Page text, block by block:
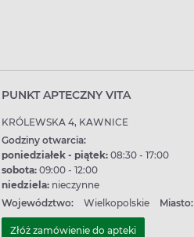
PUNKT APTECZNY VITA
KRÓLEWSKA 4, KAWNICE
Godziny otwarcia:
poniedziałek - piątek: 08:30 - 17:00
sobota: 09:00 - 12:00
niedziela: nieczynne
Województwo:
Wielkopolskie Miasto:
Złóż zamówienie do apteki